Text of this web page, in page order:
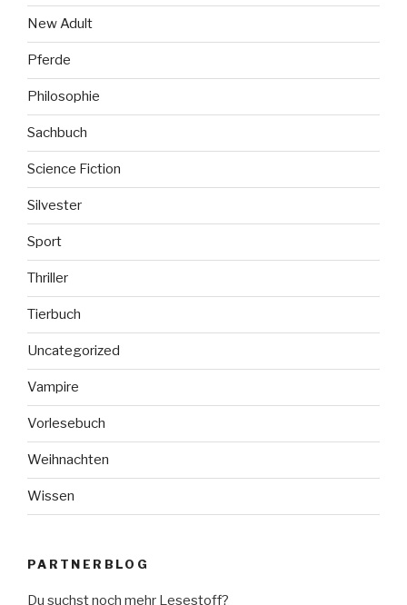
New Adult
Pferde
Philosophie
Sachbuch
Science Fiction
Silvester
Sport
Thriller
Tierbuch
Uncategorized
Vampire
Vorlesebuch
Weihnachten
Wissen
PARTNERBLOG
Du suchst noch mehr Lesestoff?